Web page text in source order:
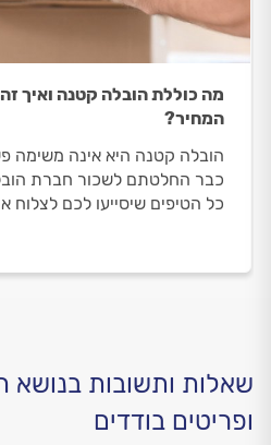
מה כוללת הובלה קטנה ואיך
המחיר?
הובלה קטנה היא אינה משימה
כבר החלטתם לשכור חברת
כל הטיפים שיסייעו לכם
שאלות ותשובות בנושא
ופריטים בודדים